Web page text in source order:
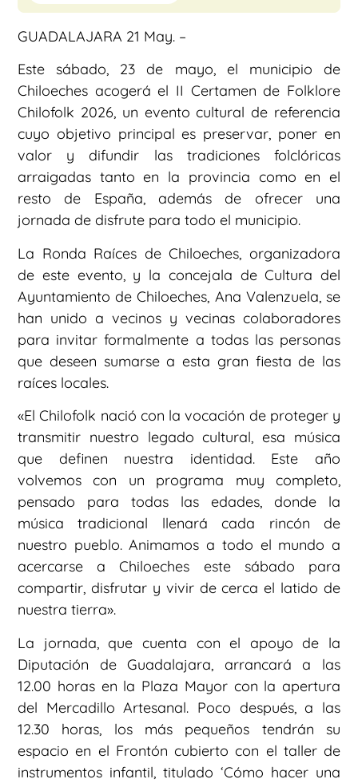
GUADALAJARA 21 May. –
Este sábado, 23 de mayo, el municipio de
Chiloeches acogerá el II Certamen de Folklore
Chilofolk 2026, un evento cultural de referencia
cuyo objetivo principal es preservar, poner en
valor y difundir las tradiciones folclóricas
arraigadas tanto en la provincia como en el
resto de España, además de ofrecer una
jornada de disfrute para todo el municipio.
La Ronda Raíces de Chiloeches, organizadora
de este evento, y la concejala de Cultura del
Ayuntamiento de Chiloeches, Ana Valenzuela, se
han unido a vecinos y vecinas colaboradores
para invitar formalmente a todas las personas
que deseen sumarse a esta gran fiesta de las
raíces locales.
«El Chilofolk nació con la vocación de proteger y
transmitir nuestro legado cultural, esa música
que definen nuestra identidad. Este año
volvemos con un programa muy completo,
pensado para todas las edades, donde la
música tradicional llenará cada rincón de
nuestro pueblo. Animamos a todo el mundo a
acercarse a Chiloeches este sábado para
compartir, disfrutar y vivir de cerca el latido de
nuestra tierra».
La jornada, que cuenta con el apoyo de la
Diputación de Guadalajara, arrancará a las
12.00 horas en la Plaza Mayor con la apertura
del Mercadillo Artesanal. Poco después, a las
12.30 horas, los más pequeños tendrán su
espacio en el Frontón cubierto con el taller de
instrumentos infantil, titulado ‘Cómo hacer una